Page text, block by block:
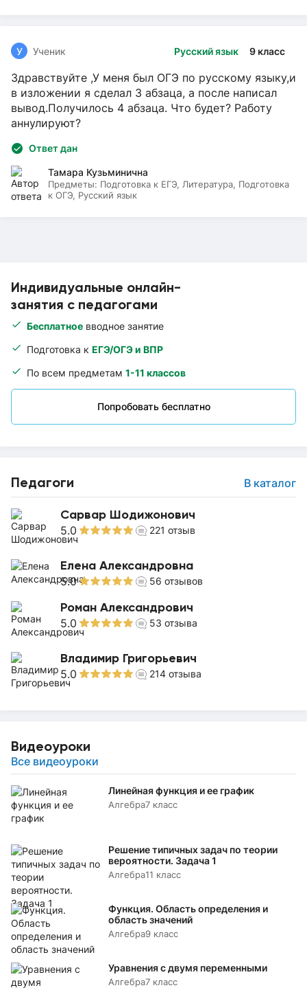
Индивидуальные онлайн-
занятия с педагогами
Бесплатное вводное занятие
Подготовка к ЕГЭ/ОГЭ и ВПР
По всем предметам 1-11 классов
Попробовать бесплатно
Педагоги В каталог
Сарвар Шодижонович
5.0 221 отзыв
Елена Александровна
5.0 56 отзывов
Роман Александрович
5.0 53 отзыва
Владимир Григорьевич
5.0 214 отзыва
Видеоуроки
Все видеоуроки
Линейная функция и ее график
Алгебра7 класс
Решение типичных задач по теории
вероятности. Задача 1
Алгебра11 класс
Функция. Область определения и
область значений
Алгебра9 класс
Уравнения с двумя переменными
Алгебра7 класс
Русский язык 9 класс
У Ученик
Здравствуйте ,У меня был ОГЭ по русскому языку,и
в изложении я сделал 3 абзаца, а после написал
вывод.Получилось 4 абзаца. Что будет? Работу
аннулируют?
Ответ дан
Тамара Кузьминична
Предметы: Подготовка к ЕГЭ, Литература, Подготовка
к ОГЭ, Русский язык